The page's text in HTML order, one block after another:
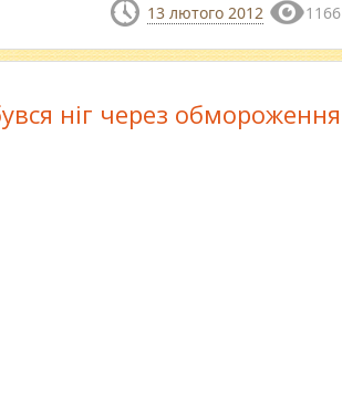
13 лютого 2012 1166
ніг через обмороження